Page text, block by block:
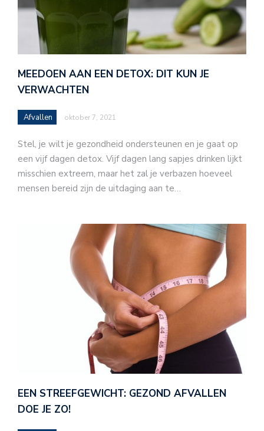
MEEDOEN AAN EEN DETOX: DIT KUN JE
VERWACHTEN
Afvallen oktober 7, 2021
Stel, je wilt je gezondheid ondersteunen en je gaat op
een vijf dagen detox. Vijf dagen lang sapjes drinken lijkt
misschien extreem, maar het zal je verbazen hoeveel
mensen bereid zijn de uitdaging aan te…
EEN STREEFGEWICHT: GEZOND AFVALLEN
DOE JE ZO!